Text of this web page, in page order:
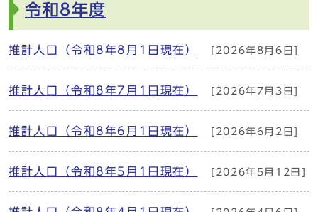
令和8年度
推計人口（令和8年8月1日現在） [2026年8月6日]
推計人口（令和8年7月1日現在） [2026年7月3日]
推計人口（令和8年6月1日現在） [2026年6月2日]
推計人口（令和8年5月1日現在） [2026年5月12日]